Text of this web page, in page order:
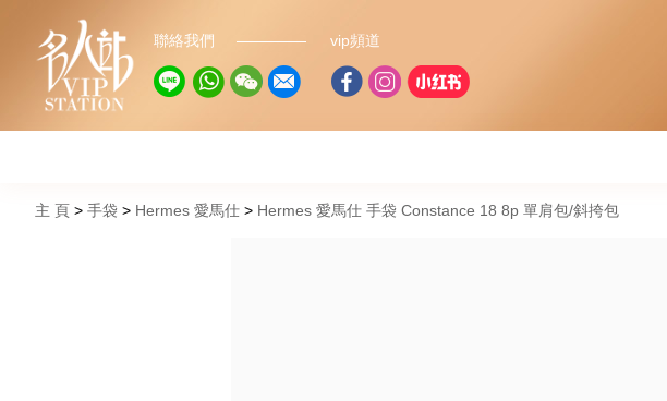
聯絡我們 vip頻道
主 頁 手袋 Hermes 愛馬仕 Hermes 愛馬仕 手袋 Constance 18 8p 單肩包/斜挎包